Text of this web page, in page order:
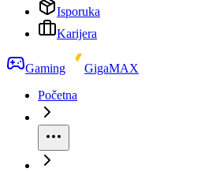
Isporuka
Karijera
Gaming
GigaMAX
Početna